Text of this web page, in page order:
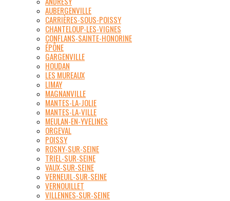
AUBERGENVILLE
CARRIÈRES-SOUS-POISSY
CHANTELOUP-LES-VIGNES
CONFLANS-SAINTE-HONORINE
ÉPÔNE
GARGENVILLE
HOUDAN
LES MUREAUX
LIMAY
MAGNANVILLE
MANTES-LA-JOLIE
MANTES-LA-VILLE
MEULAN-EN-YVELINES
ORGEVAL
POISSY
ROSNY-SUR-SEINE
TRIEL-SUR-SEINE
VAUX-SUR-SEINE
VERNEUIL-SUR-SEINE
VERNOUILLET
VILLENNES-SUR-SEINE